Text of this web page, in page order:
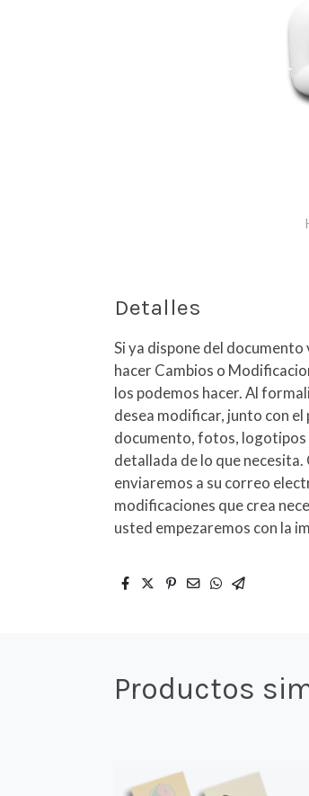
Detalles
Si ya dispone del
hacer Cambios o
los podemos hacer. Al
desea modificar, junto con
documento, fotos, logotipos
detallada de lo que
enviaremos a su correo
modificaciones que crea
usted empezaremos con la
Productos